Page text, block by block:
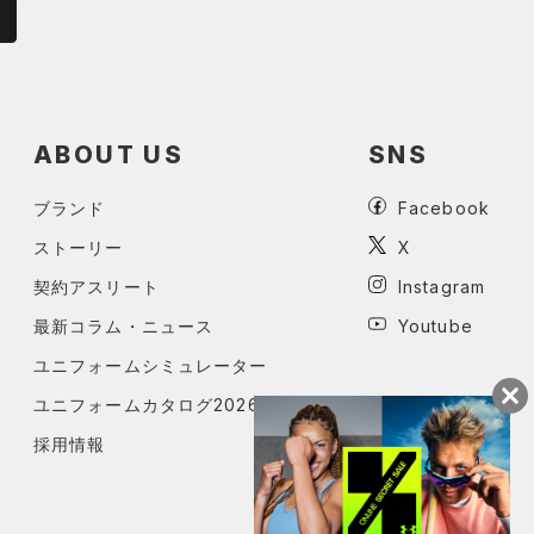
ABOUT US
ブランド
ストーリー
契約アスリート
最新コラム・ニュース
ユニフォームシミュレーター
ユニフォームカタログ2026
採用情報
SNS
Facebook
X
Instagram
Youtube